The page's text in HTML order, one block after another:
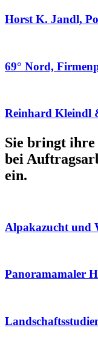
Horst K. Jandl,
69° Nord,
Reinhard Kleindl
Sie bringt
bei
ein.
Alpakazucht und
Panoramamaler